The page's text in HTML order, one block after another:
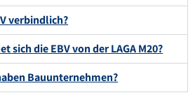
verbindlich?
sich die EBV von der LAGA M20?
Bauunternehmen?